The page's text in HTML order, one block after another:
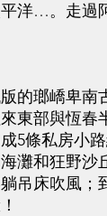
洋…。走過
瑯嶠卑南
東部與恆春
5條私房小
灘和狂野沙
吊床吹風；